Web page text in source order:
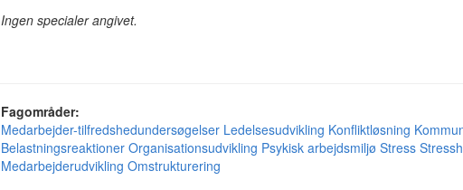
Ingen specialer angivet.
Fagområder:
Medarbejder-tilfredshedundersøgelser Ledelsesudvikling Konfliktløsning
Belastningsreaktioner Organisationsudvikling Psykisk arbejdsmiljø Stress
Medarbejderudvikling Omstrukturering